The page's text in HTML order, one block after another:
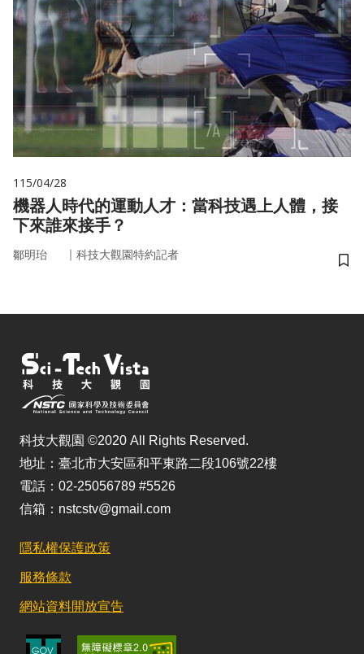
115/04/28
機器人時代的運動人才：當科技遇上人體，接
下來誰來接手？
鄒明珆 ｜ 科技大觀園特約記者
儲
科技大觀園 ©2020 All Rights Reserved.
地址：臺北市大安區和平東路二段106號22樓
電話：02-25056789 #5526
信箱：nstcstv@gmail.com
隱私權保護政策
服務條款
網站資料開放宣告